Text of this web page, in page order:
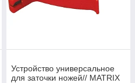
Устройство универсальное
для заточки ножей// MATRIX